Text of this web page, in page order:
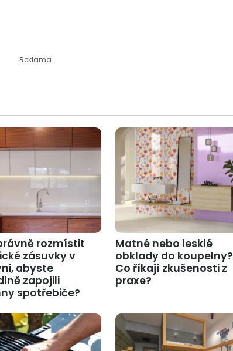
Reklama
rozmístit
zásuvky v
abyste
zapojili
spotřebiče?
Matné nebo lesklé
obklady do koupelny?
Co říkají zkušenosti z
praxe?